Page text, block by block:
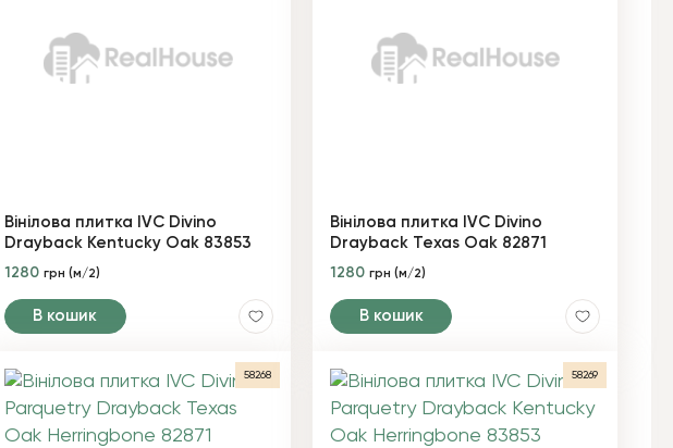
Вінілова плитка IVC Divino
Drayback Kentucky Oak 83853
1280 грн (м/2)
В кошик
Вінілова плитка IVC Divino
Drayback Texas Oak 82871
1280грн (м/2)
В кошик
58268 58269